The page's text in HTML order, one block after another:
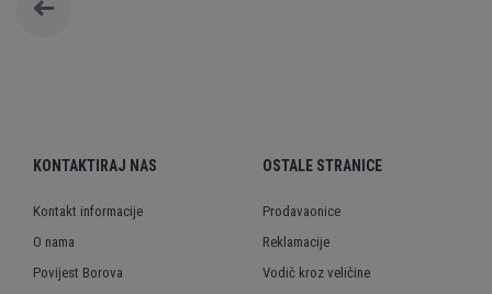
KONTAKTIRAJ NAS
Kontakt informacije
O nama
Povijest Borova
OSTALE STRANICE
Prodavaonice
Reklamacije
Vodič kroz veličine